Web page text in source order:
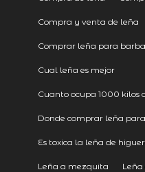
Compra y venta de leña
Comprar leña para
Cual leña es mejor
Cuanto ocupa 1000 kilos
Donde comprar leña
Es toxica la leña de
Leña a mezquita